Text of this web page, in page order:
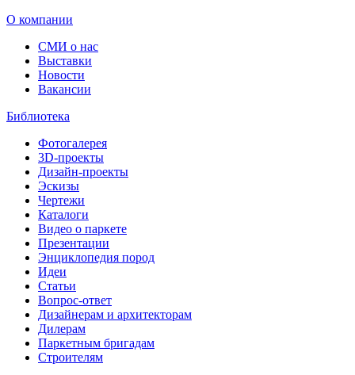
О компании
СМИ о нас
Выставки
Новости
Вакансии
Библиотека
Фотогалерея
3D-проекты
Дизайн-проекты
Эскизы
Чертежи
Каталоги
Видео о паркете
Презентации
Энциклопедия пород
Идеи
Статьи
Вопрос-ответ
Дизайнерам и архитекторам
Дилерам
Паркетным бригадам
Строителям